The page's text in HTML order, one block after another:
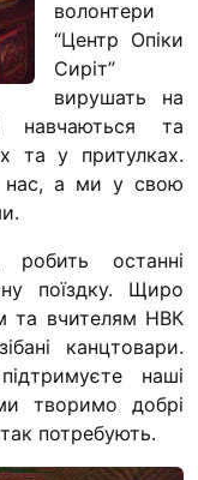
Чемпіонат з міні-
“КОПА”
допомогти
Ми помолимося
З рук в руки
Підтримати сім’ю
Законодавство
волонтери
“Центр Опіки
Сиріт”
вирушать на
навчаються та
та у притулках.
нас, а ми у свою
робить останні
поїздку. Щиро
та вчителям НВК
канцтовари.
наші
творимо добрі
потребують.